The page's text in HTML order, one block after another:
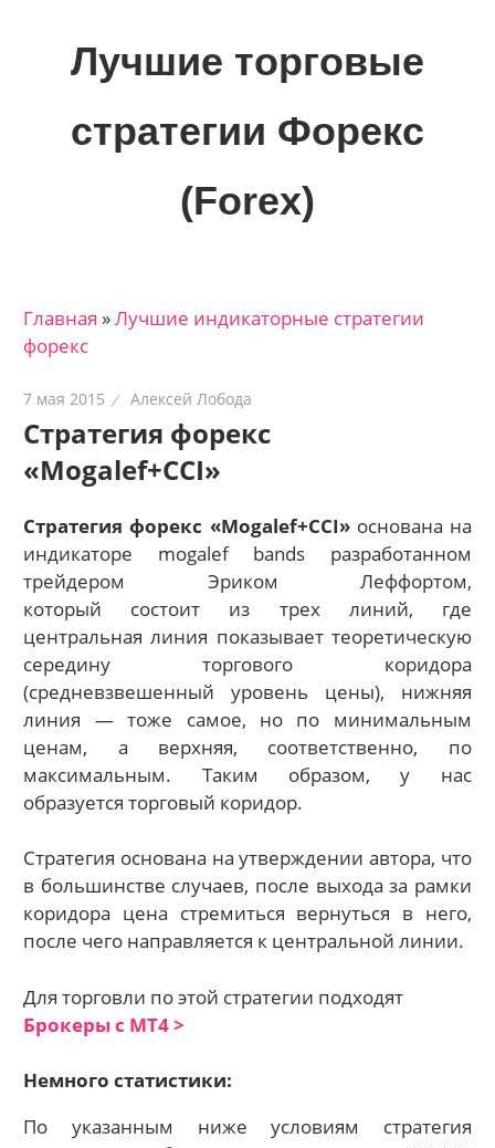
Лучшие торговые
стратегии Форекс
(Forex)
трейдеров
на
рынках:
стратегии,
сигналы,
новости…
Главная »Лучшие индикаторные cтратегии
форекс
7 мая 2015 Алексей Лобода
Стратегия форекс
«Mogalef+CCI»
Стратегия форекс «Mogalef+CCI»основана на
индикаторе mogalef bands разработанном
трейдером Эриком Леффортом,
который состоит из трех линий, где
центральная линия показывает теоретическую
середину торгового коридора
(средневзвешенный уровень цены), нижняя
линия — тоже самое, но по минимальным
ценам, а верхняя, соответственно, по
максимальным. Таким образом, у нас
образуется торговый коридор.
Стратегия основана на утверждении автора, что
в большинстве случаев, после выхода за рамки
коридора цена стремиться вернуться в него,
после чего направляется к центральной линии.
Для торговли по этой стратегии подходят
Брокеры с МТ4 >
Немного статистики:
По указанным ниже условиям стратегия